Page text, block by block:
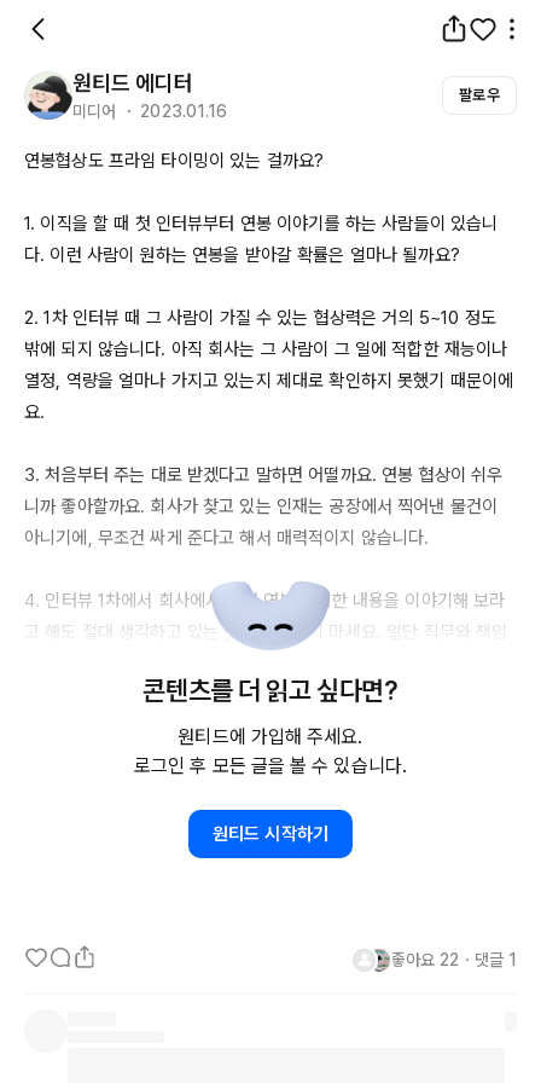
원티드 에디터
미디어 ・ 2023.01.16
팔로우
연봉협상도 프라임 타이밍이 있는 걸까요?
1. 이직을 할 때 첫 인터뷰부터 연봉 이야기를 하는 사람들이 있습니
다. 이런 사람이 원하는 연봉을 받아갈 확률은 얼마나 될까요?
2. 1차 인터뷰 때 그 사람이 가질 수 있는 협상력은 거의 5~10 정도
밖에 되지 않습니다. 아직 회사는 그 사람이 그 일에 적합한 재능이나
열정, 역량을 얼마나 가지고 있는지 제대로 확인하지 못했기 때문이에
요.
3. 처음부터 주는 대로 받겠다고 말하면 어떨까요. 연봉 협상이 쉬우
니까 좋아할까요. 회사가 찾고 있는 인재는 공장에서 찍어낸 물건이
아니기에, 무조건 싸게 준다고 해서 매력적이지 않습니다.
4. 인터뷰 1차에서 회사에서 먼저 연봉에 대한 내용을 이야기해 보라
고 해도 절대 생각하고 있는 숫자를 말하지 마세요. 일단 직무와 책임
를 해보고 싶다고 해도 늦지 않습니다. 이런 태도가 훨씬 신뢰를 줘요.
5. 그 어떤 훌륭한 경력을 가졌어도 이 협상의 골든 타임을 놓치면 자
최적 시간의 시간은 언제일까요?
콘텐츠를 더 읽고 싶다면?
원티드에 가입해 주세요.
로그인 후 모든 글을 볼 수 있습니다.
원티드 시작하기
좋아요 22 ・ 댓글 1